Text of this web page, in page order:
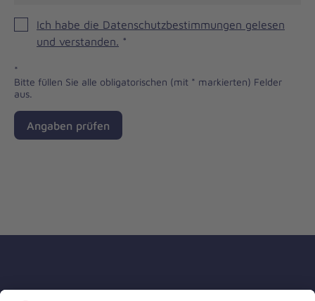
Ich habe die Datenschutzbestimmungen gelesen
und verstanden. *
*
Bitte füllen Sie alle obligatorischen (mit * markierten) Felder
aus.
Angaben prüfen
Die Johanniter GmbH ist Mitglied des